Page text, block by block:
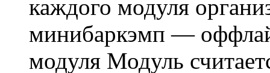
каждого модуля
минибаркэмп —
модуля Модуль